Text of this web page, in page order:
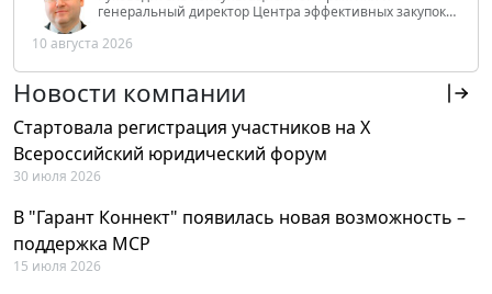
генеральный директор Центра эффективных закупок
РФ
10 августа 2026
Новости компании
Стартовала регистрация участников на X
Всероссийский юридический форум
30 июля 2026
В "Гарант Коннект" появилась новая возможность –
поддержка MCP
15 июля 2026